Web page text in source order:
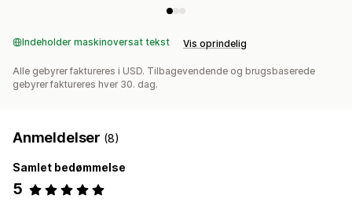
Indeholder maskinoversat tekst Vis oprindelig
Alle gebyrer faktureres i USD. Tilbagevendende og brugsbaserede
gebyrer faktureres hver 30. dag.
Anmeldelser (8)
Samlet bedømmelse
5